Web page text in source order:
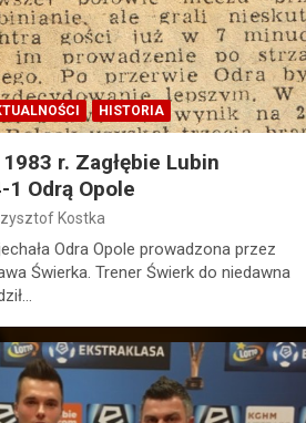
HISTORIA
r. Zagłębie Lubin
1 Odrą Opole
Kostka
Odra Opole prowadzona przez
Świerka. Trener Świerk do niedawna